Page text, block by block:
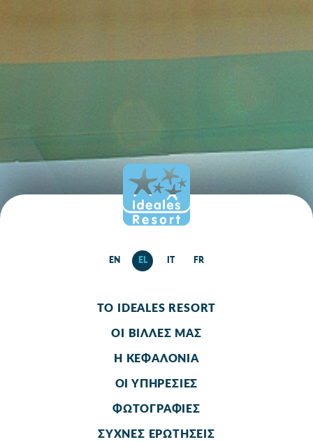
EN EL IT FR
TO IDEALES RESORT
ΟΙ ΒΙΛΛΕΣ ΜΑΣ
Η ΚΕΦΑΛΟΝΙΑ
ΟΙ ΥΠΗΡΕΣΙΕΣ
ΦΩΤΟΓΡΑΦΙΕΣ
ΣΥΧΝΕΣ ΕΡΩΤΗΣΕΙΣ